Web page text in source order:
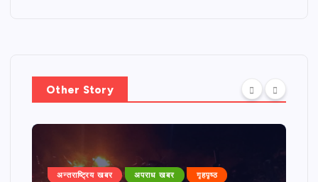
Other Story
अन्तराष्ट्रिय खबर अपराध खबर गृहपृष्ठ